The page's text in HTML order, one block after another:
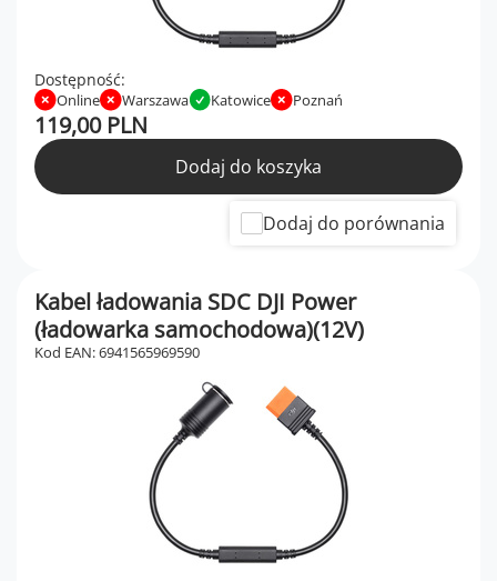
Dostępność:
Online Warszawa Katowice Poznań
119,00 PLN
Dodaj do koszyka
Dodaj do porównania
Kabel ładowania SDC DJI Power
(ładowarka samochodowa)(12V)
Kod EAN: 6941565969590